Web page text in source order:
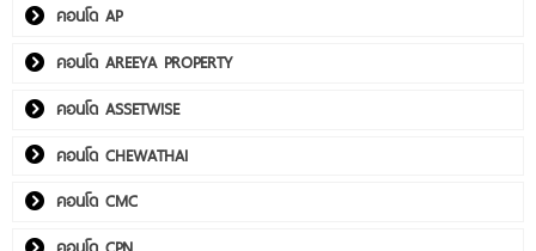
คอนโด AP
คอนโด AREEYA PROPERTY
คอนโด ASSETWISE
คอนโด CHEWATHAI
คอนโด CMC